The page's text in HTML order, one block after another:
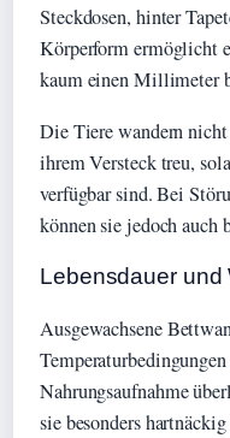
Steckdosen, hinter
Körperform ermöglicht
kaum einen Millimeter
Die Tiere wandern
ihrem Versteck treu,
verfügbar sind. Bei
können sie jedoch auch
Lebensdauer und
Ausgewachsene
Nahrungsaufnahme
sie besonders